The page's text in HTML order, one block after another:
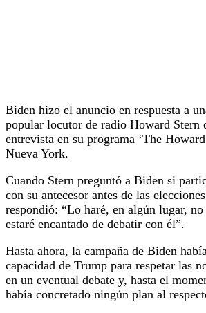
Biden hizo el anuncio en respuesta a
popular locutor de radio Howard Stern
entrevista en su programa ‘The
Nueva York.
Cuando Stern preguntó a Biden si
con su antecesor antes de las
respondió: “Lo haré, en algún lugar, no
estaré encantado de debatir con él”.
Hasta ahora, la campaña de Biden
capacidad de Trump para respetar las
en un eventual debate y, hasta el
había concretado ningún plan al